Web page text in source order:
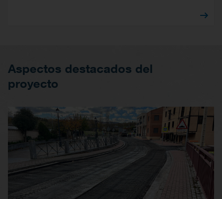
Aspectos destacados del
proyecto